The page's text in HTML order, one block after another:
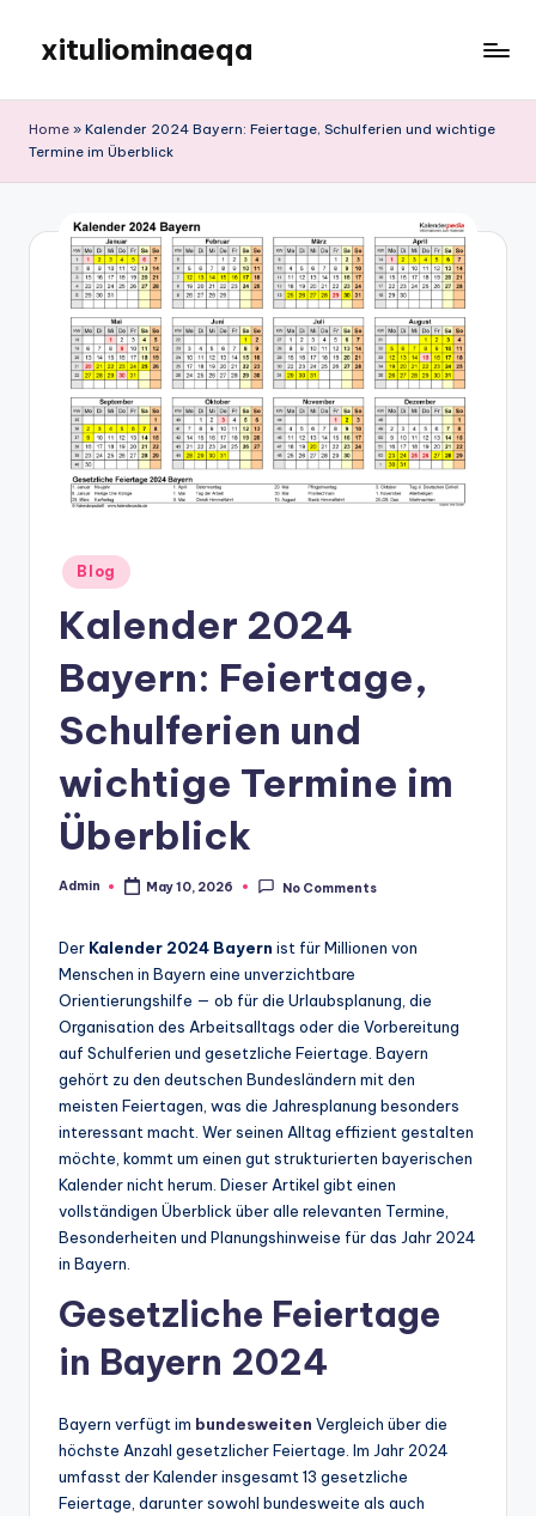
content
xituliominaeqa
Home » Kalender 2024 Bayern: Feiertage, Schulferien und wichtige
Termine im Überblick
Posted
in
Blog
Kalender 2024
Bayern: Feiertage,
Schulferien und
wichtige Termine im
Überblick
Posted
Admin May 10, 2026 No Comments
Der Kalender 2024 Bayern ist für Millionen von
Menschen in Bayern eine unverzichtbare
Orientierungshilfe — ob für die Urlaubsplanung, die
Organisation des Arbeitsalltags oder die Vorbereitung
auf Schulferien und gesetzliche Feiertage. Bayern
gehört zu den deutschen Bundesländern mit den
meisten Feiertagen, was die Jahresplanung besonders
interessant macht. Wer seinen Alltag effizient gestalten
möchte, kommt um einen gut strukturierten bayerischen
Kalender nicht herum. Dieser Artikel gibt einen
vollständigen Überblick über alle relevanten Termine,
Besonderheiten und Planungshinweise für das Jahr 2024
in Bayern.
Gesetzliche Feiertage
in Bayern 2024
Bayern verfügt im bundesweiten Vergleich über die
höchste Anzahl gesetzlicher Feiertage. Im Jahr 2024
umfasst der Kalender insgesamt 13 gesetzliche
Feiertage, darunter sowohl bundesweite als auch